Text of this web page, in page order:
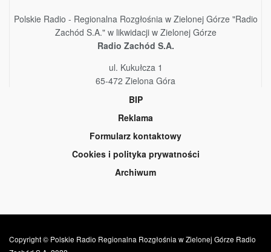
Polskie Radio - Regionalna Rozgłośnia w Zielonej Górze "Radio
Zachód S.A." w likwidacji w Zielonej Górze
Radio Zachód S.A.
ul. Kukułcza 1
65-472 Zielona Góra
BIP
Reklama
Formularz kontaktowy
Cookies i polityka prywatności
Archiwum
Copyright © Polskie Radio Regionalna Rozgłośnia w Zielonej Górze Radio